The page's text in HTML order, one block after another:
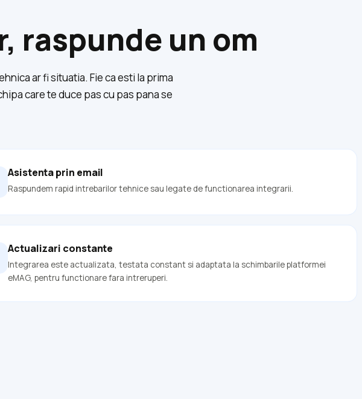
raspunde un om
ar fi situatia. Fie ca esti la prima
care te duce pas cu pas pana se
Asistenta prin email
Raspundem rapid intrebarilor tehnice sau legate de functionarea integrarii.
Actualizari constante
Integrarea este actualizata, testata constant si adaptata la schimbarile platformei
eMAG, pentru functionare fara intreruperi.